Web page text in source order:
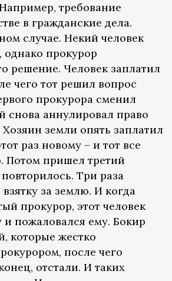
требование
в гражданские дела.
случае. Некий человек
прокурор
решение. Человек заплатил
чего тот решил вопрос
прокурора сменил
снова аннулировал право
Хозяин земли опять заплатил
раз новому – и тот все
Потом пришел третий
Три раза
за землю. И когда
прокурор, этот человек
пожаловался ему. Бокир
которые жестко
после чего
отстали. И таких